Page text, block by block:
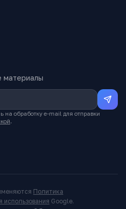
материалы
на обработку e-mail для отправки
.
Политика
использования Google.